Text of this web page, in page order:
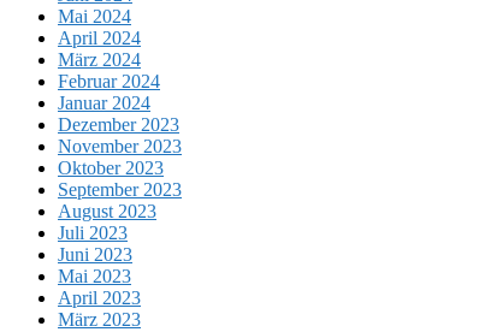
Mai 2024
April 2024
März 2024
Februar 2024
Januar 2024
Dezember 2023
November 2023
Oktober 2023
September 2023
August 2023
Juli 2023
Juni 2023
Mai 2023
April 2023
März 2023